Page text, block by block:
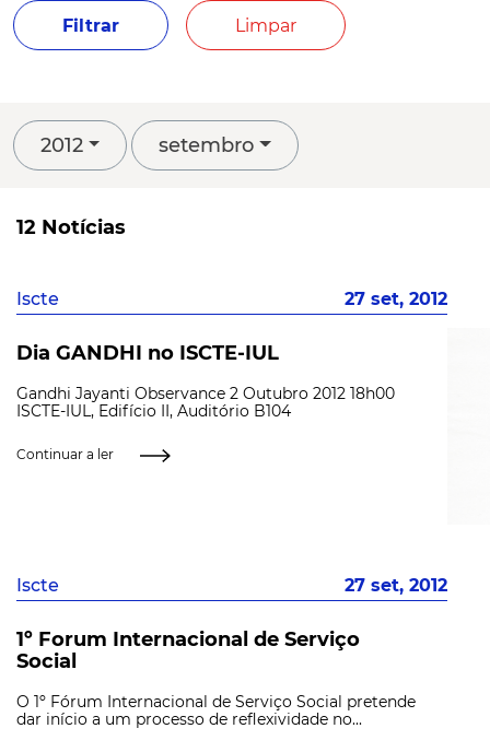
Filtrar Limpar
2012 setembro
12 Notícias
Iscte 27 set, 2012
Dia GANDHI no ISCTE-IUL
Gandhi Jayanti Observance 2 Outubro 2012 18h00
ISCTE-IUL, Edifício II, Auditório B104
Continuar a ler
Iscte 27 set, 2012
1º Forum Internacional de Serviço
Social
O 1º Fórum Internacional de Serviço Social pretende
dar início a um processo de reflexividade no...